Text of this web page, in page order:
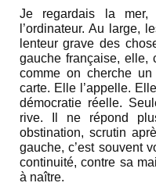
Je regardais la
l’ordinateur. Au large,
lenteur grave des
gauche française, elle,
comme on cherche
carte. Elle l’appelle.
démocratie réelle.
rive. Il ne répond
obstination, scrutin
gauche, c’est souvent
continuité, contre sa
à naître.